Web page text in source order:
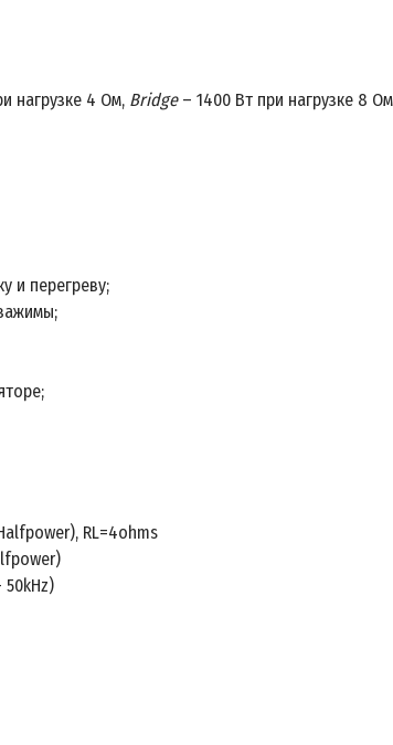
нагрузке 4 Ом, Bridge – 1400 Вт при нагрузке 8
и перегреву;
RL=4ohms
50kHz)